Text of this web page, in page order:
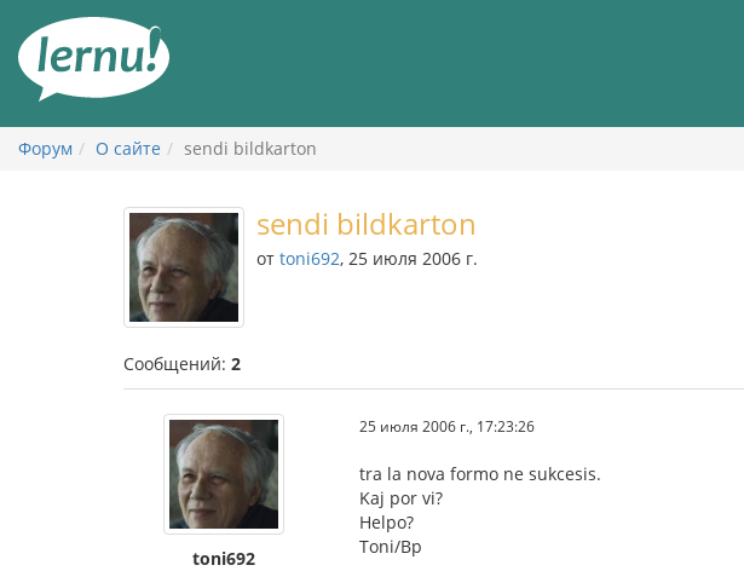
содержанию
Форум О сайте sendi bildkarton
sendi bildkarton
от toni692, 25 июля 2006 г.
Сообщений: 2
toni692
25 июля 2006 г., 17:23:26
tra la nova formo ne sukcesis.
Kaj por vi?
Helpo?
Toni/Bp